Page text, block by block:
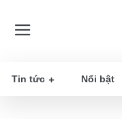
Tin tức Nổi bật